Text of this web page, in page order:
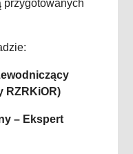
przygotowanych
RZRKiOR)
– Ekspert